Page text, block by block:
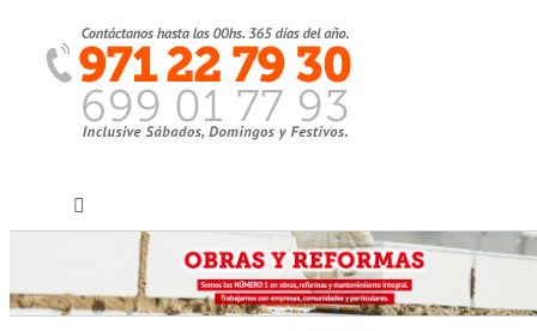
contenido
Toggle
Navigation